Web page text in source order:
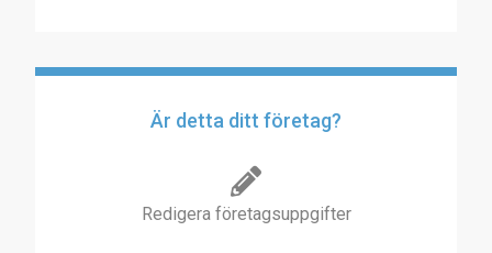
Är detta ditt företag?
Redigera företagsuppgifter